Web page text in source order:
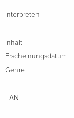
Interpreten
Inhalt
Erscheinungsdatum
Genre
EAN